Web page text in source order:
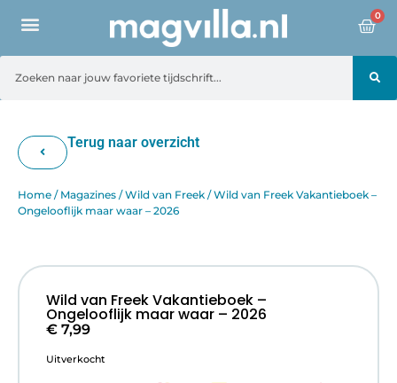
0
Terug naar overzicht
Home / Magazines /Wild van Freek / Wild van Freek Vakantieboek –
Ongelooflijk maar waar – 2026
Wild van Freek Vakantieboek –
Ongelooflijk maar waar – 2026
€ 7,99
Uitverkocht